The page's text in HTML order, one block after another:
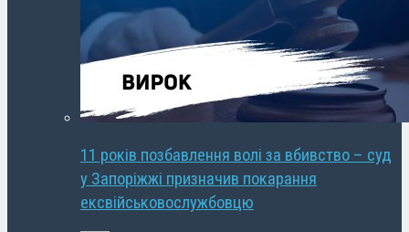
11 років позбавлення волі за вбивство – суд
у Запоріжжі призначив покарання
ексвійськовослужбовцю